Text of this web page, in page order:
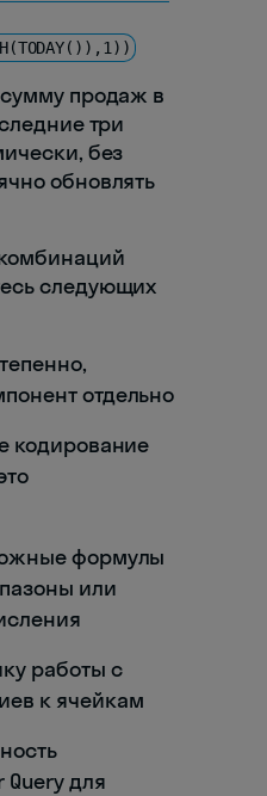
продаж в
три
без
обновлять
следующих
отдельно
кодирование
формулы
или
работы с
к ячейкам
Query для